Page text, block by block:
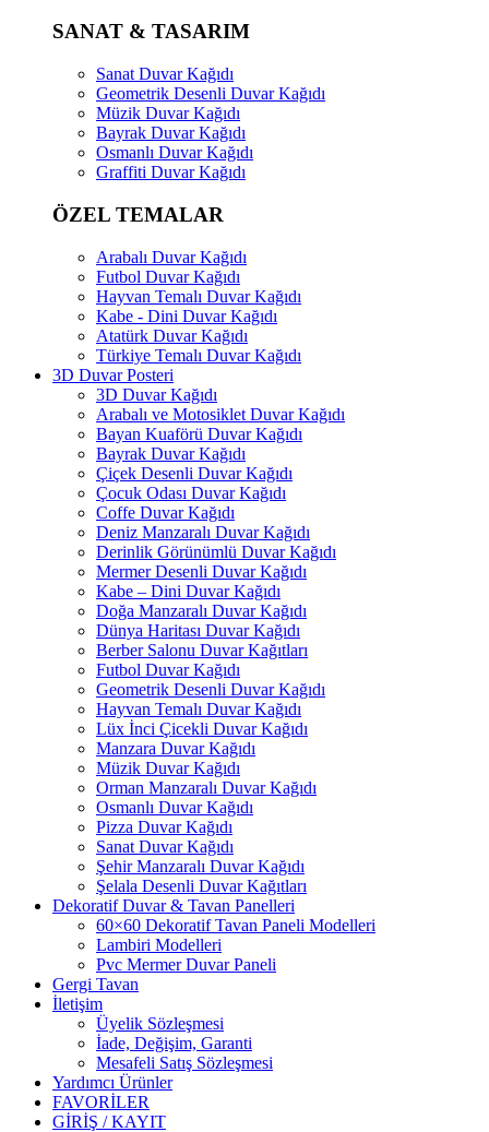
SANAT & TASARIM
Sanat Duvar Kağıdı
Geometrik Desenli Duvar Kağıdı
Müzik Duvar Kağıdı
Bayrak Duvar Kağıdı
Osmanlı Duvar Kağıdı
Graffiti Duvar Kağıdı
ÖZEL TEMALAR
Arabalı Duvar Kağıdı
Futbol Duvar Kağıdı
Hayvan Temalı Duvar Kağıdı
Kabe - Dini Duvar Kağıdı
Atatürk Duvar Kağıdı
Türkiye Temalı Duvar Kağıdı
3D Duvar Posteri
3D Duvar Kağıdı
Arabalı ve Motosiklet Duvar Kağıdı
Bayan Kuaförü Duvar Kağıdı
Bayrak Duvar Kağıdı
Çiçek Desenli Duvar Kağıdı
Çocuk Odası Duvar Kağıdı
Coffe Duvar Kağıdı
Deniz Manzaralı Duvar Kağıdı
Derinlik Görünümlü Duvar Kağıdı
Mermer Desenli Duvar Kağıdı
Kabe – Dini Duvar Kağıdı
Doğa Manzaralı Duvar Kağıdı
Dünya Haritası Duvar Kağıdı
Berber Salonu Duvar Kağıtları
Futbol Duvar Kağıdı
Geometrik Desenli Duvar Kağıdı
Hayvan Temalı Duvar Kağıdı
Lüx İnci Çicekli Duvar Kağıdı
Manzara Duvar Kağıdı
Müzik Duvar Kağıdı
Orman Manzaralı Duvar Kağıdı
Osmanlı Duvar Kağıdı
Pizza Duvar Kağıdı
Sanat Duvar Kağıdı
Şehir Manzaralı Duvar Kağıdı
Şelala Desenli Duvar Kağıtları
Dekoratif Duvar & Tavan Panelleri
60×60 Dekoratif Tavan Paneli Modelleri
Lambiri Modelleri
Pvc Mermer Duvar Paneli
Gergi Tavan
İletişim
Üyelik Sözleşmesi
İade, Değişim, Garanti
Mesafeli Satış Sözleşmesi
Yardımcı Ürünler
FAVORİLER
GİRİŞ / KAYIT